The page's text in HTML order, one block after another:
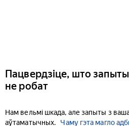
Пацвердзіце, што
не робат
Нам вельмі шкада, але запыты з
аўтаматычных.
Чаму гэта магло